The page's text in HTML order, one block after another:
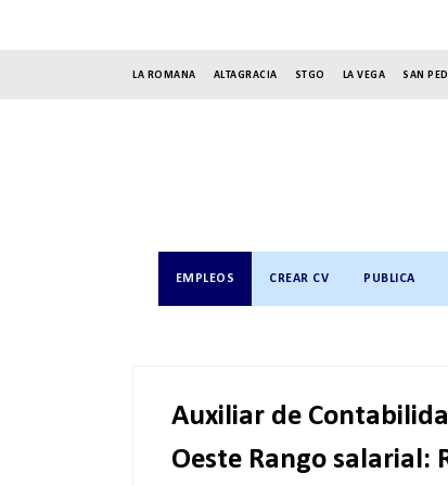
LA ROMANA ALTAGRACIA STGO LA VEGA SAN
EMPLEOS CREAR CV PUBLICA
Auxiliar de
Oeste Rango salarial: